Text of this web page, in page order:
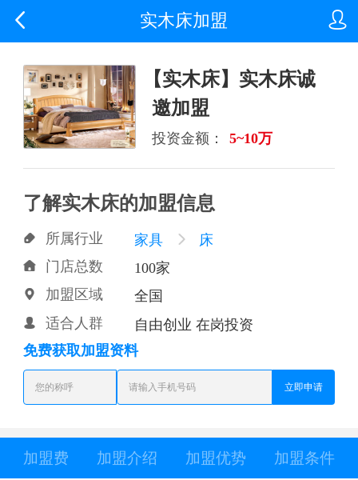

 实木床加盟
【实木床】实木床诚
邀加盟
投资金额： 5~10万
了解实木床的加盟信息
 所属行业 家具  床
 门店总数 100家
 加盟区域 全国
 适合人群
自由创业 在岗投资
免费获取加盟资料
立即申请
加盟费 加盟介绍 加盟优势 加盟条件